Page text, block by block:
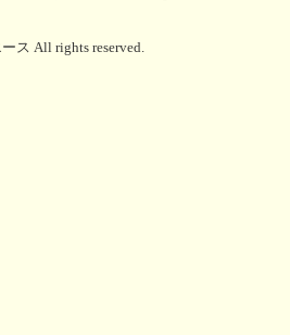
ス All rights reserved.